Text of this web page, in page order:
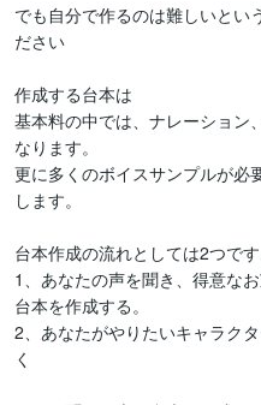
でも自分で作るのは難しいとい
ださい
作成する台本は
基本料の中では、ナレーション
なります。
更に多くのボイスサンプルが必
します。
台本作成の流れとしては2つです
1、あなたの声を聞き、得意な
台本を作成する。
2、あなたがやりたいキャラク
く